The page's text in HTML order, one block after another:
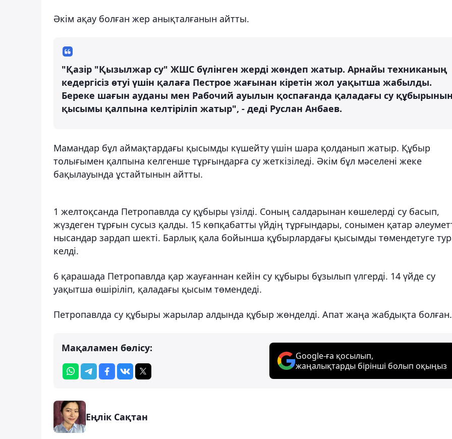
Әкім ақау болған жер анықталғанын айтты.
"Қазір "Қызылжар су" ЖШС бүлінген жерді жөндеп жатыр. Арнайы техниканың
кедергісіз өтуі үшін қалаға Пестрое жағынан кіретін жол уақытша жабылды.
Береке шағын ауданы мен Рабочий ауылын қоспағанда қаладағы су
қысымы қалпына келтіріліп жатыр", - деді Руслан Анбаев.
Мамандар бұл аймақтардағы қысымды күшейту үшін шара қолданып жатыр. Құбыр
толығымен қалпына келгенше тұрғындарға су жеткізіледі. Әкім бұл мәселені жеке
бақылауында ұстайтынын айтты.
1 желтоқсанда Петропавлда су құбыры үзілді. Соның салдарынан көшелерді су басып,
жүздеген тұрғын сусыз қалды. 15 көпқабатты үйдің тұрғындары, сонымен қатар
нысандар зардап шекті. Барлық қала бойынша құбырлардағы қысымды төмендетуге
келді.
6 қарашада Петропавлда қар жауғаннан кейін су құбыры бұзылып үлгерді. 14 үйде су
уақытша өшіріліп, қаладағы қысым төмендеді.
Петропавлда су құбыры жарылар алдында құбыр жөнделді. Апат жаңа жабдықта болған.
Мақаламен бөлісу:
Google-ға қосылып,
жаңалықтарды бірінші болып оқыңыз
Еңлік Сақтан